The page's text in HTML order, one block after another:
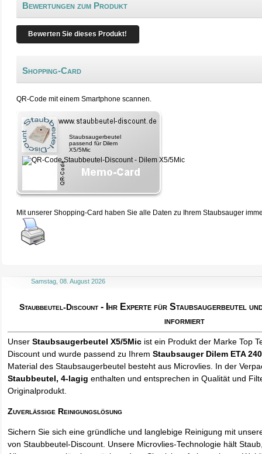
Bewertungen zum Produkt
Bewerten Sie dieses Produkt!
Shopping-Card
QR-Code mit einem Smartphone scannen.
Staubsaugerbeutel
passend für Dilem
X5/5Mic
Mit unserer Shopping-Card haben Sie alle Daten zu Ihrem Staubsauger
Samstag, 08. August 2026
Staubbeutel-Discount - Ihr Experte für Staubsaugerbeutel
informiert
UnserStaubsaugerbeutel X5/5Mic ist ein Produkt der Marke Top
Discount und wurde passend zu IhremStaubsauger Dilem ETA
Material des Staubsaugerbeutel besteht aus Microvlies. In der
Staubbeutel, 4-lagig enthalten und entsprechen in Qualität und
Originalprodukt.
Zuverlässige Reinigungslösung
Sichern Sie sich eine gründliche und langlebige Reinigung mit
von Staubbeutel-Discount. Unsere Microvlies-Technologie hält